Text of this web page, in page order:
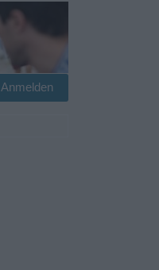
Anmelden